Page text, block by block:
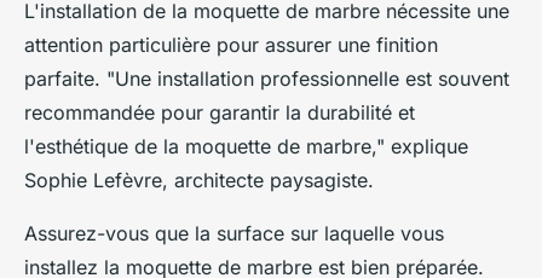
L'installation de la moquette de marbre nécessite une
attention particulière pour assurer une finition
parfaite. "Une installation professionnelle est souvent
recommandée pour garantir la durabilité et
l'esthétique de la moquette de marbre," explique
Sophie Lefèvre, architecte paysagiste.
Assurez-vous que la surface sur laquelle vous
installez la moquette de marbre est bien préparée.